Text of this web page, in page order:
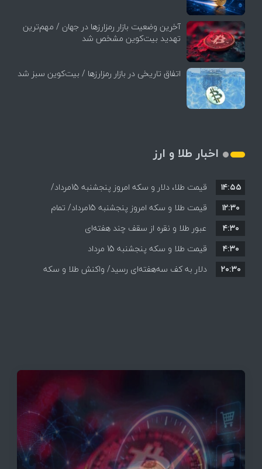
آخرین وضعیت بازار رمزارزها در جهان / مهم‌ترین
تهدید بیت‌کوین مشخص شد
اتفاق تاریخی در بازار رمزارزها / بیت‌کوین سبز شد
اخبار طلا و ارز
قیمت طلا، دلار و سکه امروز پنجشنبه 15مرداد/
افزایش قیمت ها + جدول
۱۴:۵۵
قیمت طلا و سکه امروز پنجشنبه 15مرداد/ تمام
قیمت ها بر مدار افزایش + جدول
۱۲:۳۰
عبور طلا و نقره از سقف چند هفته‌ای
۴:۳۰
قیمت طلا و سکه پنجشنبه 15 مرداد
۴:۳۰
دلار به کف سه‌هفته‌ای رسید/ واکنش طلا و سکه
۲۰:۳۰